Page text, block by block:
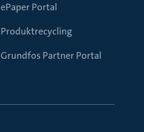
ePaper Portal
Produktrecycling
Grundfos Partner Portal